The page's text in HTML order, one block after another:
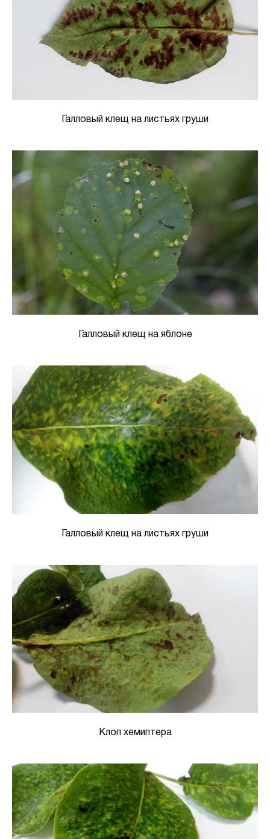
Галловый клещ на листьях груши
Галловый клещ на яблоне
Галловый клещ на листьях груши
Клоп хемиптера